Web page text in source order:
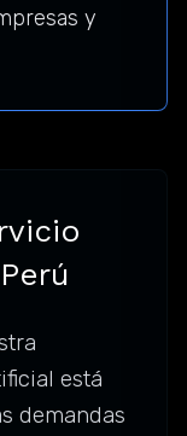
y
está
demandas